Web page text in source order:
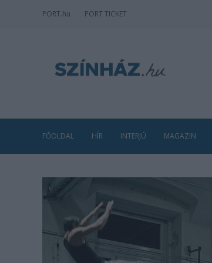
PORT.hu PORT TICKET
FŐOLDAL HÍR INTERJÚ MAGAZIN